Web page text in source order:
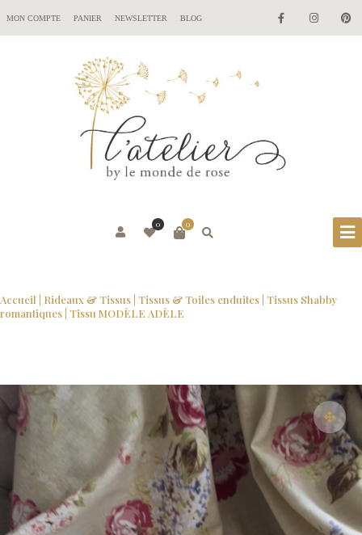
MON COMPTE PANIER NEWSLETTER BLOG
0
0
Accueil Rideaux & Tissus Tissus & Toiles enduites Tissus Shabby
romantiques | Tissu MODÈLE ADÈLE